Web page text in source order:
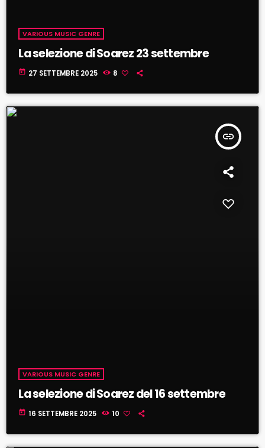
VARIOUS MUSIC GENRE
La selezione di Soarez 23 settembre
today 27 SETTEMBRE 2025 8
insert_link
VARIOUS MUSIC GENRE
La selezione di Soarez del 16 settembre
today 16 SETTEMBRE 2025 10